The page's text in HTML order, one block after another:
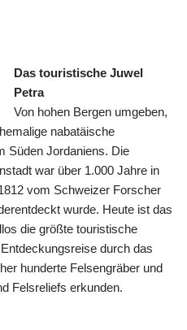
Das touristische Juwel
Petra
Von hohen Bergen umgeben,
nabatäische
Süden Jordaniens. Die
war über 1.000 Jahre in
vom Schweizer Forscher
wurde. Heute ist das
die größte touristische
durch das
hunderte Felsengräber und
Felsreliefs erkunden.